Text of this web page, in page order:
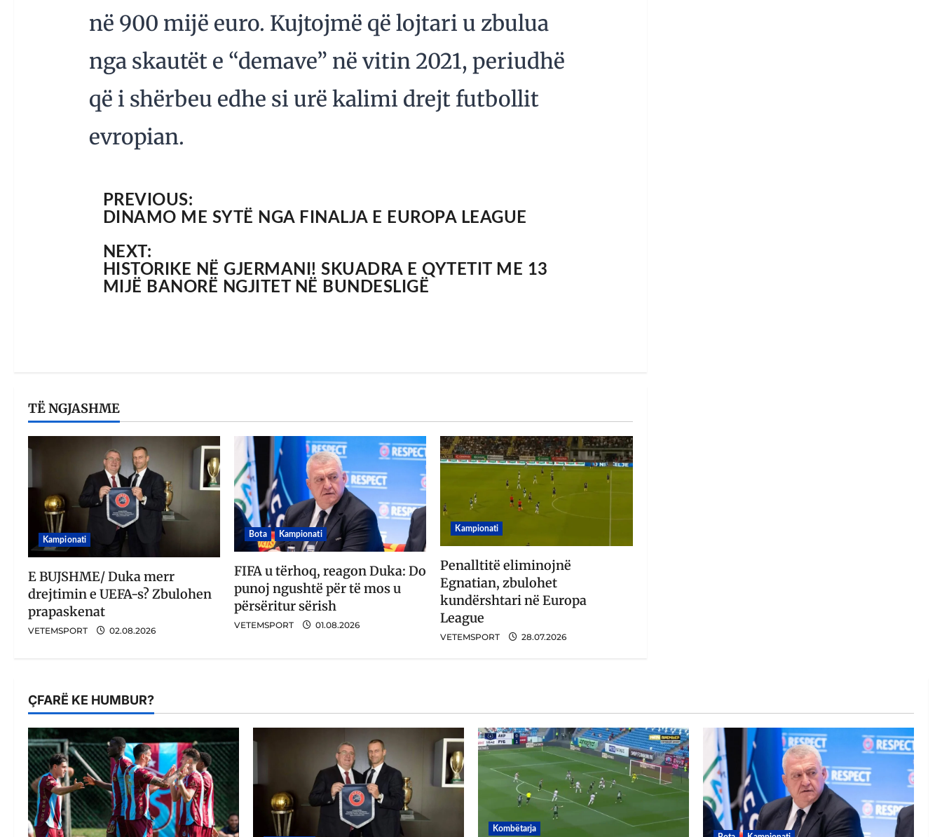
në 900 mijë euro. Kujtojmë që lojtari u zbulua
nga skautët e “demave” në vitin 2021, periudhë
që i shërbeu edhe si urë kalimi drejt futbollit
evropian.
PREVIOUS:
DINAMO ME SYTË NGA FINALJA E EUROPA LEAGUE
NEXT:
HISTORIKE NË GJERMANI! SKUADRA E QYTETIT ME 13
MIJË BANORË NGJITET NË BUNDESLIGË
TË NGJASHME
Kampionati
E BUJSHME/ Duka merr
drejtimin e UEFA-s? Zbulohen
prapaskenat
VETEMSPORT 02.08.2026
Bota Kampionati
FIFA u tërhoq, reagon Duka: Do
punoj ngushtë për të mos u
përsëritur sërish
VETEMSPORT 01.08.2026
Kampionati
Penalltitë eliminojnë
Egnatian, zbulohet
kundërshtari në Europa
League
VETEMSPORT 28.07.2026
ÇFARË KE HUMBUR?
Kombëtarja